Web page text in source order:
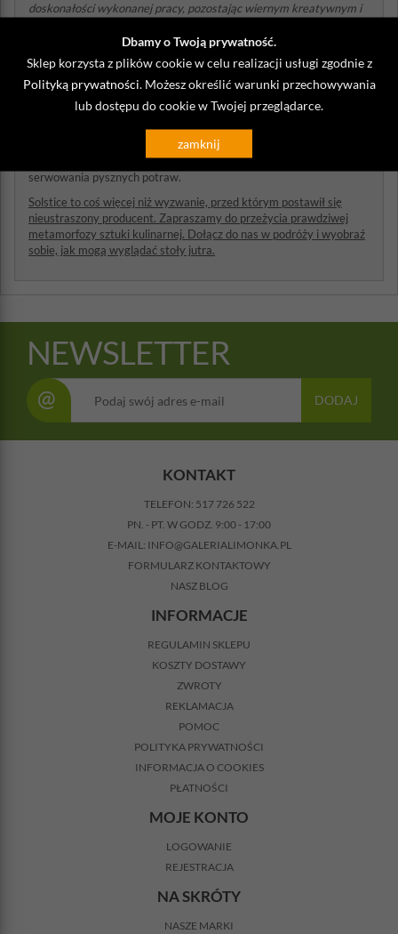
Dbamy o Twoją prywatność.
Sklep korzysta z plików cookie w celu realizacji usługi zgodnie z
Polityką prywatności . Możesz określić warunki przechowywania
lub dostępu do cookie w Twojej przeglądarce.
zamknij
doskonałości wykonanej pracy, pozostając wiernym kreatywnym i
Przesilenie rodzi się z surowców, nagle podniesionych do świetności
ludzkimi rękami, jakby było świadectwem najcenniejszych skarbów,
jakie nasza planeta ma do zaoferowania. Nieregularne i
dłoni. Kolekcja pozornie wyostrzona z ziemi,obdarzona fakturą z
. Naczynia stworzone, aby rzucić wyzwanie
Twoim gościom i wykorzystać całą kreatywność szefa kuchni.
Pełna gama wykończeń, kształtów i rozmiarów dedykowanych do
serwowania pysznych potraw.
Solstice to coś więcej niż wyzwanie, przed którym postawił się
nieustraszony producent. Zapraszamy do przeżycia prawdziwej
metamorfozy sztuki kulinarnej. Dołącz do nas w podróży i wyobraź
sobie, jak mogą wyglądać stoły jutra.
NEWSLETTER
@ DODAJ
KONTAKT
TELEFON: 517 726 522
PN. - PT. W GODZ. 9:00 - 17:00
E-MAIL: INFO@GALERIALIMONKA.PL
FORMULARZ KONTAKTOWY
NASZ BLOG
INFORMACJE
REGULAMIN SKLEPU
KOSZTY DOSTAWY
ZWROTY
REKLAMACJA
POMOC
POLITYKA PRYWATNOŚCI
INFORMACJA O COOKIES
PŁATNOŚCI
MOJE KONTO
LOGOWANIE
REJESTRACJA
NA SKRÓTY
NASZE MARKI